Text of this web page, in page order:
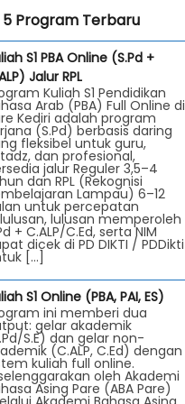
5 Program Terbaru
S1 PBA Online (S.Pd +
Jalur RPL
Kuliah S1 Pendidikan
Arab (PBA) Full Online di
Kediri adalah program
(S.Pd) berbasis daring
fleksibel untuk guru,
dan profesional,
jalur Reguler 3,5–4
dan RPL (Rekognisi
Lampau) 6–12
untuk percepatan
lulusan memperoleh
+ C.ALP/C.Ed, serta NIM
dicek di PD DIKTI / PDDikti
[…]
S1 Online (PBA, PAI, ES)
ini memberi dua
gelar akademik
S.E) dan gelar non-
(C.ALP, C.Ed) dengan
kuliah full online.
oleh Akademi
Asing Pare (ABA Pare)